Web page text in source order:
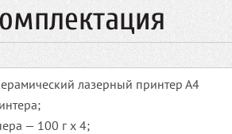
лазерный принтер А4
— 100 г х 4;